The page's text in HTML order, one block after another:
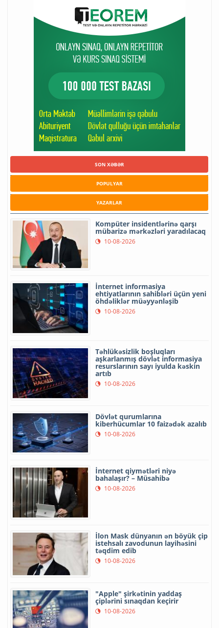
SON XƏBƏR
POPULYAR
YAZARLAR
Kompüter insidentlərinə qarşı
mübarizə mərkəzləri yaradılacaq
10-08-2026
İnternet informasiya
ehtiyatlarının sahibləri üçün yeni
öhdəliklər müəyyənləşib
10-08-2026
Təhlükəsizlik boşluqları
aşkarlanmış dövlət informasiya
resurslarının sayı iyulda kəskin
artıb
10-08-2026
Dövlət qurumlarına
kiberhücumlar 10 faizədək azalıb
10-08-2026
İnternet qiymətləri niyə
bahalaşır? – Müsahibə
10-08-2026
İlon Mask dünyanın ən böyük çip
istehsalı zavodunun layihəsini
təqdim edib
10-08-2026
"Apple" şirkətinin yaddaş
çiplərini sınaqdan keçirir
10-08-2026